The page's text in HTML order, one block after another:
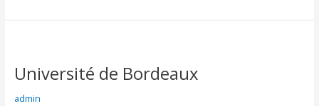
Université de Bordeaux
admin
Bordeaux